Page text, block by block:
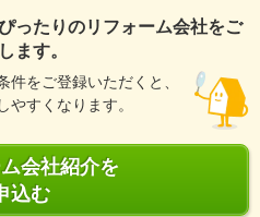
ったりのリフォーム会社をご
ます。
をご登録いただくと、
やすくなります。
会社紹介を
込む